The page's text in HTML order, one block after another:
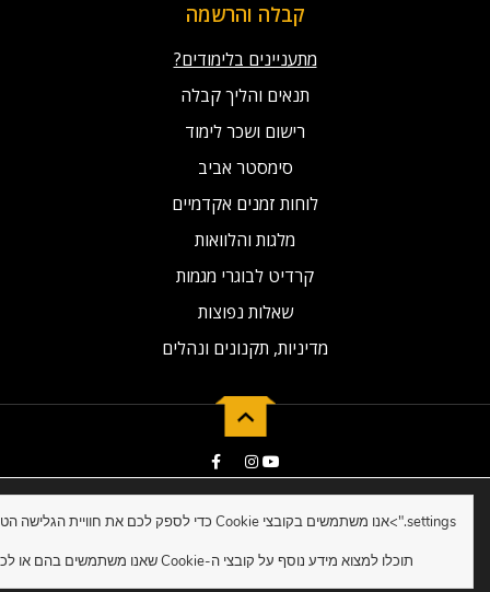
קבלה והרשמה
מתעניינים בלימודים?
תנאים והליך קבלה
רישום ושכר לימוד
סימסטר אביב
לוחות זמנים אקדמיים
מלגות והלוואות
קרדיט לבוגרי מגמות
שאלות נפוצות
מדיניות, תקנונים ונהלים
2019 © Developed by NG Universal
settings.">
תוכלו למצוא מידע נוסף על קובצי ה-Cookie שאנו משתמשים בהם או לכבות אותם ב-